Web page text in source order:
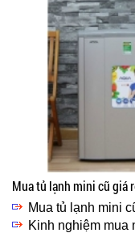
Mua tủ lạnh mini cũ giá
Mua tủ lạnh mini
Kinh nghiệm mua